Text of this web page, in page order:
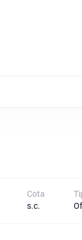
Cota
s.c.